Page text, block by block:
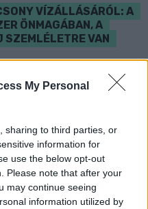
My Personal
sharing to third parties, or
information for
use the below opt-out
Please note that after your
may continue seeing
information utilized by
VÍZÁLLÁSÁRÓL: A
ÖNMAGÁBAN, A
VAN
Atomerőmű helyzetére sem
új dunai vízlépcső - a jövő
Szólj hozzá!